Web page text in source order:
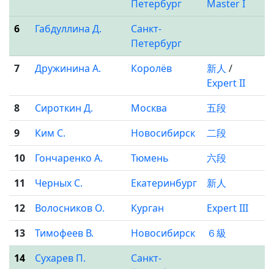
Петербург
Master I
6
Габдуллина Д.
Санкт-
Петербург
7
Дружинина А. Королёв 新人 /
Expert II
8
Сироткин Д. Москва
五段
9
Ким С. Новосибирск
二段
10
Гончаренко А. Тюмень
六段
11
Черных С. Екатеринбург
新人
12
Волосников О. Курган
Expert III
13
Тимофеев В. Новосибирск
６級
14
Сухарев П.
Санкт-